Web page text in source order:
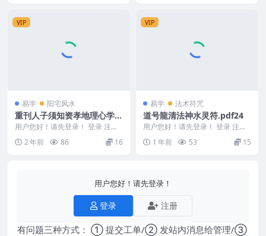
VIP
易学 阳宅风水
重刊人子须知资孝地理心学统
宗2版本
用户您好！请先登录！ 登录 注册
重刊人子须知资孝地理心学统宗 2
403021
2 年前 86 16
VIP
易学 法术符咒
道号龍清法神水灵符.pdf24
用户您好！请先登录！ 登录 注册
道号龍清法神水灵符.pdf 24p介意
勿拍 2...
1 年前 53 15
用户您好！请先登录！
登录 注册
有问题三种方式： ① 提交工单/② 发站内消息给管理/③